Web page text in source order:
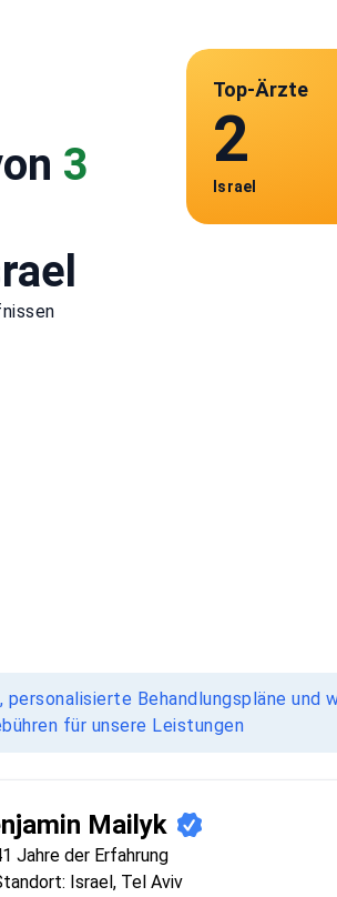
3
Top-Ärzte
2
Israel
Behandlungspläne und
für unsere Leistungen
Mailyk
Jahre der Erfahrung
Israel, Tel Aviv